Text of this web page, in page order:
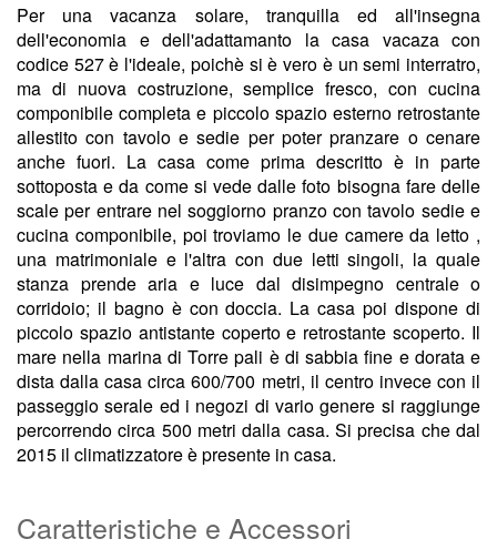
Per una vacanza solare, tranquilla ed all'insegna
dell'economia e dell'adattamanto la casa vacaza con
codice 527 è l'ideale, poichè si è vero è un semi interratro,
ma di nuova costruzione, semplice fresco, con cucina
componibile completa e piccolo spazio esterno retrostante
allestito con tavolo e sedie per poter pranzare o cenare
anche fuori. La casa come prima descritto è in parte
sottoposta e da come si vede dalle foto bisogna fare delle
scale per entrare nel soggiorno pranzo con tavolo sedie e
cucina componibile, poi troviamo le due camere da letto ,
una matrimoniale e l'altra con due letti singoli, la quale
stanza prende aria e luce dal disimpegno centrale o
corridoio; il bagno è con doccia. La casa poi dispone di
piccolo spazio antistante coperto e retrostante scoperto. Il
mare nella marina di Torre pali è di sabbia fine e dorata e
dista dalla casa circa 600/700 metri, il centro invece con il
passeggio serale ed i negozi di vario genere si raggiunge
percorrendo circa 500 metri dalla casa. Si precisa che dal
2015 il climatizzatore è presente in casa.
Caratteristiche e Accessori